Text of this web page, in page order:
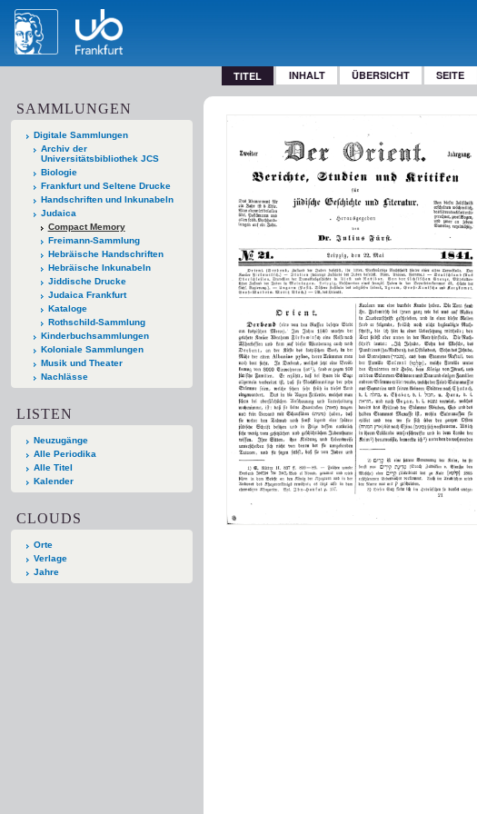
TITEL INHALT ÜBERSICHT SEITE
SAMMLUNGEN
Digitale Sammlungen
Archiv der
Universitätsbibliothek JCS
Biologie
Frankfurt und Seltene Drucke
Handschriften und Inkunabeln
Judaica
Compact Memory
Freimann-Sammlung
Hebräische Handschriften
Hebräische Inkunabeln
Jiddische Drucke
Judaica Frankfurt
Kataloge
Rothschild-Sammlung
Kinderbuchsammlungen
Koloniale Sammlungen
Musik und Theater
Nachlässe
LISTEN
Neuzugänge
Alle Periodika
Alle Titel
Kalender
CLOUDS
Orte
Verlage
Jahre